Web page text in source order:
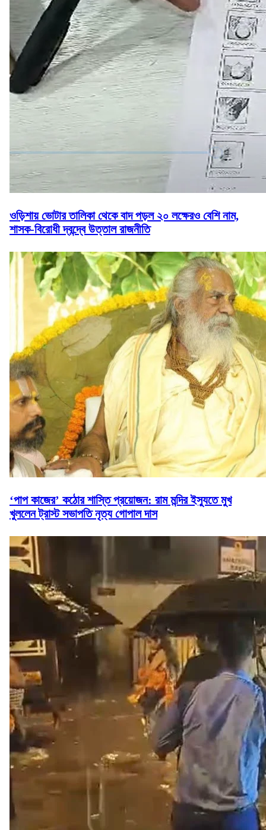
ওড়িশায় ভোটার তালিকা থেকে বাদ পড়ল ২০ লক্ষেরও বেশি নাম,
শাসক-বিরোধী দ্বন্দ্বে উত্তাল রাজনীতি
‘পাপ কাজের’ কঠোর শাস্তি প্রয়োজন: রাম মন্দির ইস্যুতে মুখ
খুললেন ট্রাস্ট সভাপতি নৃত্য গোপাল দাস